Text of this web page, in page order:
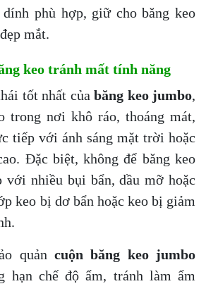
phù hợp, giữ cho băng keo
mắt.
keo tránh mất tính năng
tốt nhất của băng keo jumbo,
trong nơi khô ráo, thoáng mát,
tiếp với ánh sáng mặt trời hoặc
Đặc biệt, không để băng keo
nhiều bụi bẩn, dầu mỡ hoặc
keo bị dơ bẩn hoặc keo bị giảm
quản cuộn băng keo jumbo
hạn chế độ ẩm, tránh làm ẩm